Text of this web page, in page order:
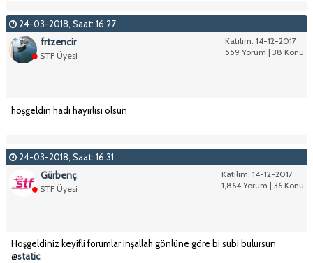
24-03-2018, Saat: 16:27
Katılım: 14-12-2017
559 Yorum | 38 Konu
frtzencir
STF Üyesi
hoşgeldin hadı hayırlısı olsun
24-03-2018, Saat: 16:31
Katılım: 14-12-2017
1,864 Yorum | 36 Konu
Gürbenç
STF Üyesi
Hoşgeldiniz keyifli forumlar inşallah gönlüne göre bi subi bulursun
@static